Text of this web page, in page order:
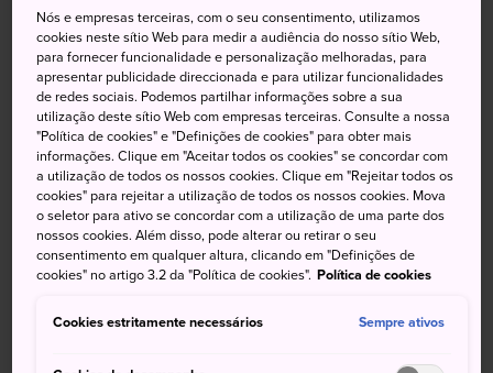
É um dos três jardins mais famosos do Japão, juntamente
com Kenrokuen, em Kanazawa (Província de Ishikawa), e
Korakuen (Província de Okayama).
Não perca
3.000 ameixeiras de cerca de 100 variedades
em plena floração no início da primavera
Flores de cerejeira, azaleias, lespedezas e
outras flores ao longo das quatro estações
Nós e empresas terceiras, com o seu consentimento, utilizamos
cookies neste sítio Web para medir a audiência do nosso sítio Web,
para fornecer funcionalidade e personalização melhoradas, para
apresentar publicidade direccionada e para utilizar funcionalidades
de redes sociais. Podemos partilhar informações sobre a sua
utilização deste sítio Web com empresas terceiras. Consulte a nossa
"Política de cookies" e "Definições de cookies" para obter mais
informações. Clique em "Aceitar todos os cookies" se concordar com
a utilização de todos os nossos cookies. Clique em "Rejeitar todos os
cookies" para rejeitar a utilização de todos os nossos cookies. Mova
o seletor para ativo se concordar com a utilização de uma parte dos
nossos cookies. Além disso, pode alterar ou retirar o seu
consentimento em qualquer altura, clicando em "Definições de
cookies" no artigo 3.2 da "Política de cookies". Política de cookies
Cookies estritamente necessários Sempre ativos